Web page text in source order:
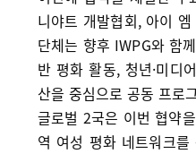
니야트 개발협회, 아이
단체는 향후 IWPG와 함
반 평화 활동, 청년·미디
산을 중심으로 공동 프로
글로벌 2국은 이번 협약
역 여성 평화 네트워크를